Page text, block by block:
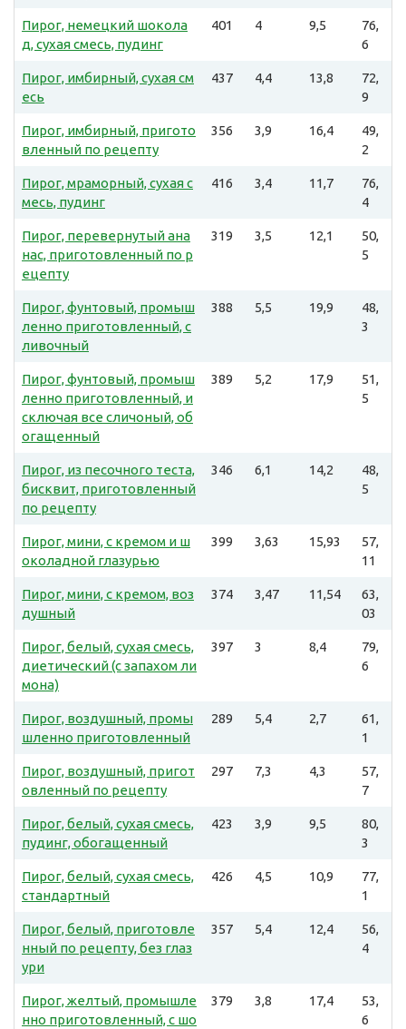
Пирог, немецкий шокола
д, сухая смесь, пудинг
401 4 9,5
76,
6
Пирог, имбирный, сухая см
есь
437 4,4 13,8
72,
9
Пирог, имбирный, пригото
вленный по рецепту
356 3,9 16,4
49,
2
Пирог, мраморный, сухая с
месь, пудинг
416 3,4 11,7
76,
4
Пирог, перевернутый ана
нас, приготовленный по р
ецепту
319 3,5 12,1
50,
5
Пирог, фунтовый, промыш
ленно приготовленный, с
ливочный
388 5,5 19,9
48,
3
Пирог, фунтовый, промыш
ленно приготовленный, и
сключая все сличоный, об
огащенный
389 5,2 17,9
51,
5
Пирог, из песочного теста,
бисквит, приготовленный
по рецепту
346 6,1 14,2
48,
5
Пирог, мини, с кремом и ш
околадной глазурью
399 3,63 15,93
57,
11
Пирог, мини, с кремом, воз
душный
374 3,47 11,54
63,
03
Пирог, белый, сухая смесь,
диетический (с запахом ли
мона)
397 3 8,4
79,
6
Пирог, воздушный, промы
шленно приготовленный
289 5,4 2,7
61,
1
Пирог, воздушный, пригот
овленный по рецепту
297 7,3 4,3
57,
7
Пирог, белый, сухая смесь,
пудинг, обогащенный
423 3,9 9,5
80,
3
Пирог, белый, сухая смесь,
стандартный
426 4,5 10,9
77,
1
Пирог, белый, приготовле
нный по рецепту, без глаз
ури
357 5,4 12,4
56,
4
Пирог, желтый, промышле
нно приготовленный, с шо
379 3,8 17,4
53,
6